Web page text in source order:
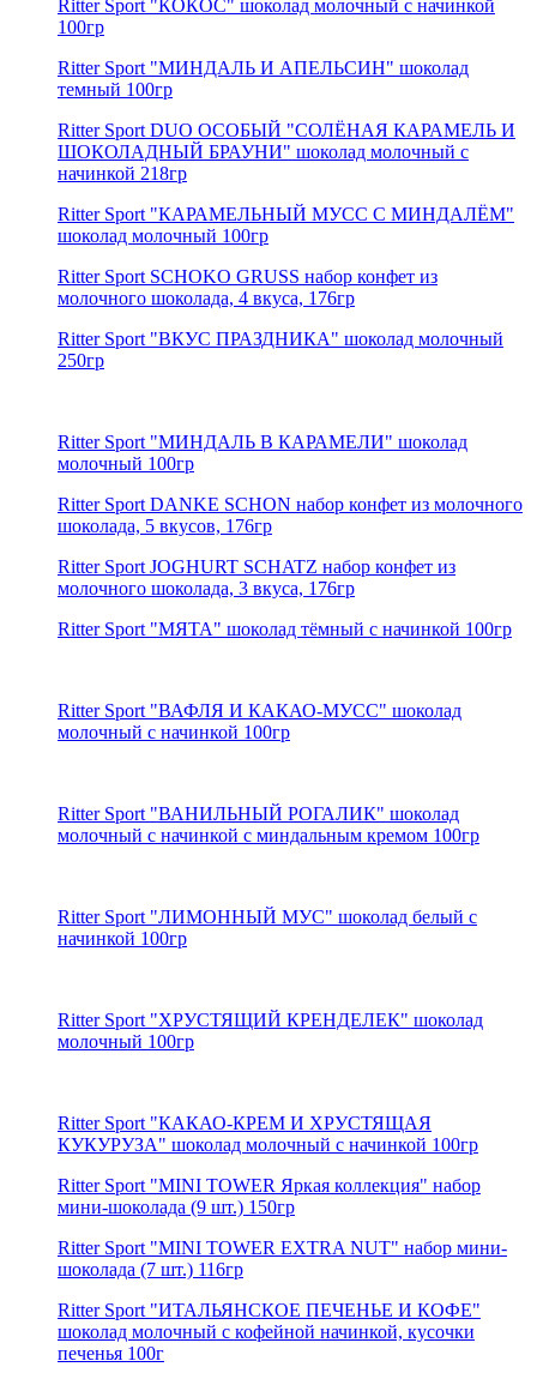
Ritter Sport "КОКОС" шоколад молочный c начинкой
100гр
Ritter Sport "МИНДАЛЬ И АПЕЛЬСИН" шоколад
темный 100гр
Ritter Sport DUO ОСОБЫЙ "СОЛЁНАЯ КАРАМЕЛЬ И
ШОКОЛАДНЫЙ БРАУНИ" шоколад молочный с
начинкой 218гр
Ritter Sport "КАРАМЕЛЬНЫЙ МУСС С МИНДАЛЁМ"
шоколад молочный 100гр
Ritter Sport SCHOKO GRUSS набор конфет из
молочного шоколада, 4 вкуса, 176гр
Ritter Sport "ВКУС ПРАЗДНИКА" шоколад молочный
250гр
Ritter Sport "МИНДАЛЬ В КАРАМЕЛИ" шоколад
молочный 100гр
Ritter Sport DANKE SCHON набор конфет из молочного
шоколада, 5 вкусов, 176гр
Ritter Sport JOGHURT SCHATZ набор конфет из
молочного шоколада, 3 вкуса, 176гр
Ritter Sport "МЯТА" шоколад тёмный c начинкой 100гр
Ritter Sport "ВАФЛЯ И КАКАО-МУСС" шоколад
молочный c начинкой 100гр
Ritter Sport "ВАНИЛЬНЫЙ РОГАЛИК" шоколад
молочный с начинкой с миндальным кремом 100гр
Ritter Sport "ЛИМОННЫЙ МУС" шоколад белый с
начинкой 100гр
Ritter Sport "ХРУСТЯЩИЙ КРЕНДЕЛЕК" шоколад
молочный 100гр
Ritter Sport "КАКАО-КРЕМ И ХРУСТЯЩАЯ
КУКУРУЗА" шоколад молочный с начинкой 100гр
Ritter Sport "MINI TOWER Яркая коллекция" набор
мини-шоколада (9 шт.) 150гр
Ritter Sport "MINI TOWER EXTRA NUT" набор мини-
шоколада (7 шт.) 116гр
Ritter Sport "ИТАЛЬЯНСКОЕ ПЕЧЕНЬЕ И КОФЕ"
шоколад молочный с кофейной начинкой, кусочки
печенья 100г